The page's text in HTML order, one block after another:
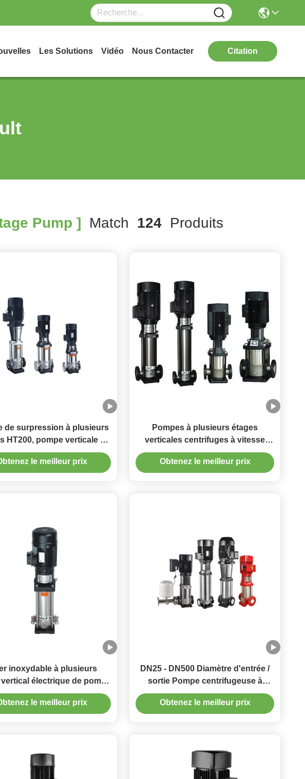
Les Solutions Vidéo Nous Contacter Citation
Pump ] Match 124Produits
de surpression à plusieurs
HT200, pompe verticale à
étages en acier
inoxydable
le meilleur prix
Pompes à plusieurs étages
verticales centrifuges à vitesse
variable en acier inoxydable (20-
800M tête)
Obtenez le meilleur prix
inoxydable à plusieurs
électrique de pompe
de canalisation
le meilleur prix
DN25 - DN500 Diamètre d'entrée /
sortie Pompe centrifugeuse à
plusieurs étages verticale pour
divers besoins
Obtenez le meilleur prix